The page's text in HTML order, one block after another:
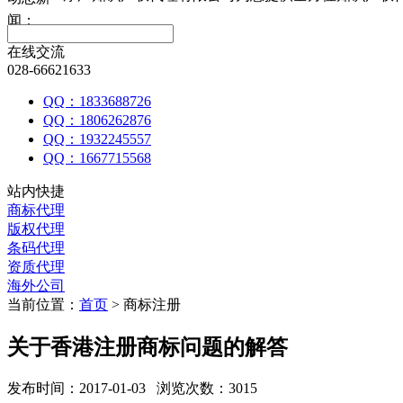
闻：
在线交流
028-66621633
QQ：1833688726
QQ：1806262876
QQ：1932245557
QQ：1667715568
站内快捷
商标代理
版权代理
条码代理
资质代理
海外公司
当前位置： 首页 > 商标注册
关于香港注册商标问题的解答
发布时间：2017-01-03 浏览次数：3015